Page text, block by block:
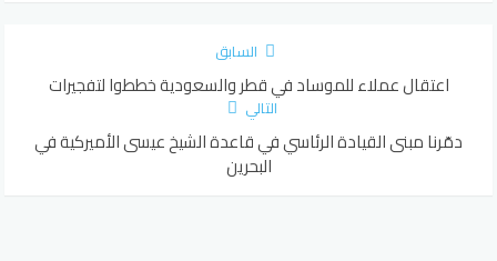
السابق
اعتقال عملاء للموساد في قطر والسعودية خططوا لتفجيرات
التالي
دمّرنا مبنى القيادة الرئاسي في قاعدة الشيخ عيسى الأميركية في
البحرين